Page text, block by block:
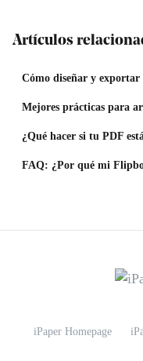
Artículos
Cómo diseñar y
Mejores prácticas para
¿Qué hacer si tu PDF
FAQ: ¿Por qué mi
iPaper Homepage